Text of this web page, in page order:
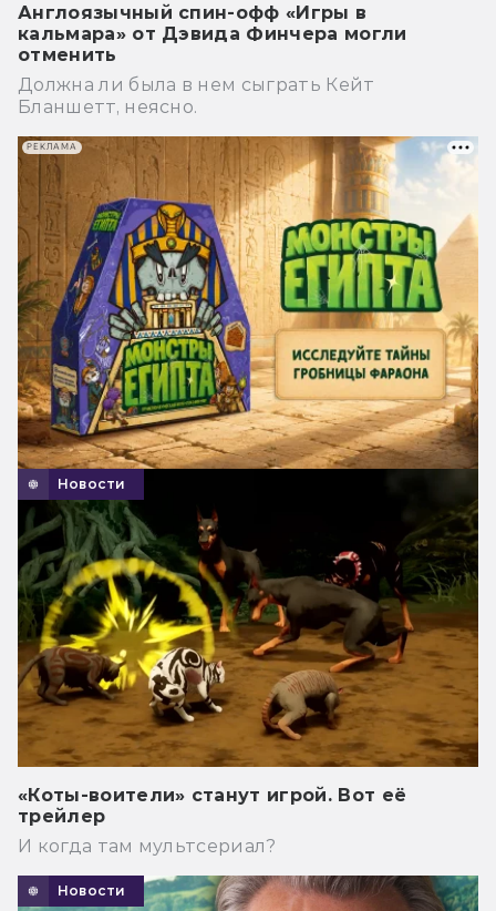
Англоязычный спин-офф «Игры в
кальмара» от Дэвида Финчера могли
отменить
Должна ли была в нем сыграть Кейт
Бланшетт, неясно.
Новости
«Коты-воители» станут игрой. Вот её
трейлер
И когда там мультсериал?
Новости
РЕКЛАМА